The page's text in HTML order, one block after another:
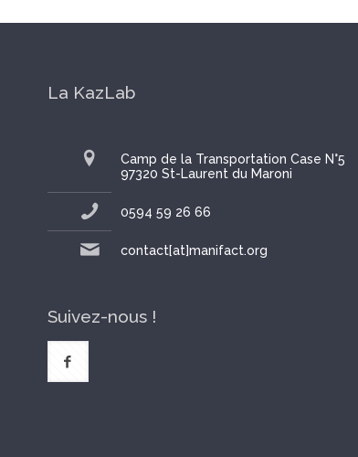
La KazLab
Camp de la Transportation Case N°5
97320 St-Laurent du Maroni
0594 59 26 66
contact[at]manifact.org
Suivez-nous !